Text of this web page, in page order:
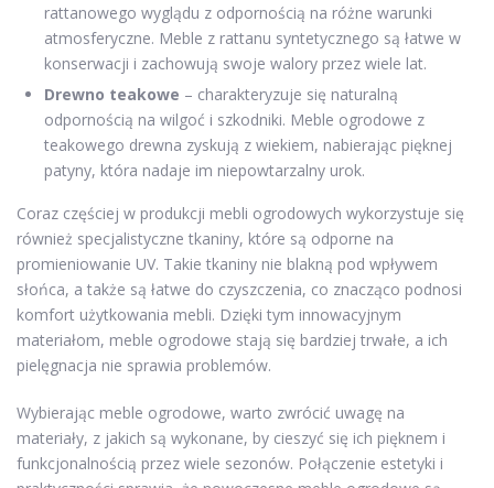
rattanowego wyglądu z odpornością na różne warunki
atmosferyczne. Meble z rattanu syntetycznego są łatwe w
konserwacji i zachowują swoje walory przez wiele lat.
Drewno teakowe – charakteryzuje się naturalną
odpornością na wilgoć i szkodniki. Meble ogrodowe z
teakowego drewna zyskują z wiekiem, nabierając pięknej
patyny, która nadaje im niepowtarzalny urok.
Coraz częściej w produkcji mebli ogrodowych wykorzystuje się
również specjalistyczne tkaniny, które są odporne na
promieniowanie UV. Takie tkaniny nie blakną pod wpływem
słońca, a także są łatwe do czyszczenia, co znacząco podnosi
komfort użytkowania mebli. Dzięki tym innowacyjnym
materiałom, meble ogrodowe stają się bardziej trwałe, a ich
pielęgnacja nie sprawia problemów.
Wybierając meble ogrodowe, warto zwrócić uwagę na
materiały, z jakich są wykonane, by cieszyć się ich pięknem i
funkcjonalnością przez wiele sezonów. Połączenie estetyki i